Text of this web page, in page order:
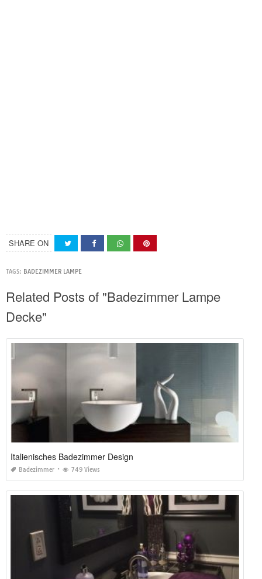
SHARE ON
TAGS: BADEZIMMER LAMPE
Related Posts of "Badezimmer Lampe
Decke"
Italienisches Badezimmer Design
Badezimmer 749 Views